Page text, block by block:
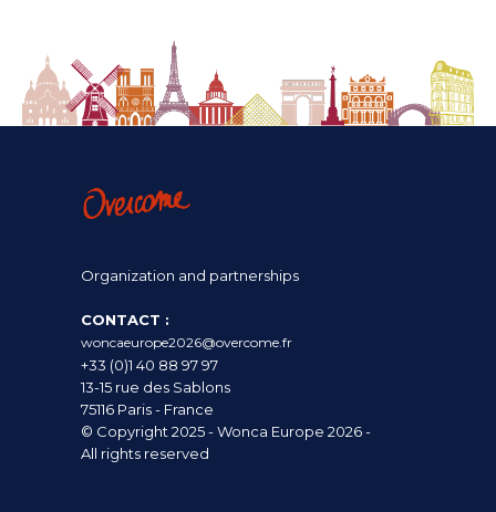
Organization and partnerships
CONTACT :
woncaeurope2026@overcome.fr
+33 (0)1 40 88 97 97
13-15 rue des Sablons
75116 Paris - France
© Copyright 2025 - Wonca Europe 2026 -
All rights reserved